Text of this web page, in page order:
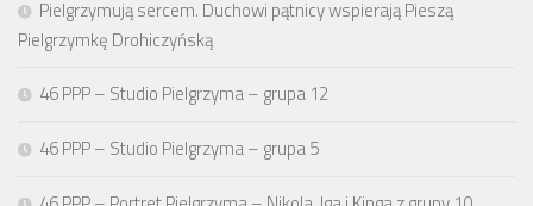
Pielgrzymują sercem. Duchowi pątnicy wspierają Pieszą
Pielgrzymkę Drohiczyńską
46 PPP – Studio Pielgrzyma – grupa 12
46 PPP – Studio Pielgrzyma – grupa 5